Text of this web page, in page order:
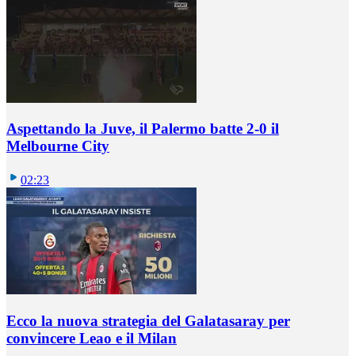
Aspettando la Juve, il Palermo batte 2-0 il
Melbourne City
02:23
Ecco la nuova strategia del Galatasaray per
convincere Leao e il Milan